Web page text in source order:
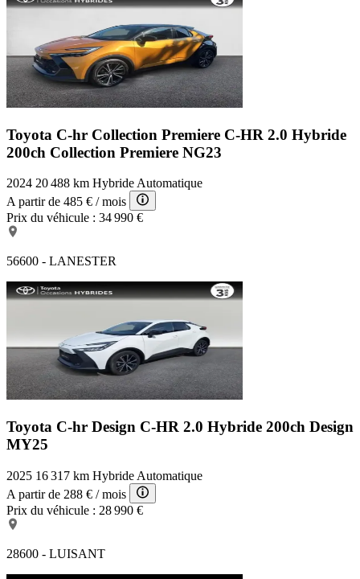
Toyota C-hr Collection Premiere C-HR 2.0 Hybride
200ch Collection Premiere NG23
2024 20 488 km Hybride Automatique
A partir de 485 € / mois
Prix du véhicule : 34 990 €
56600 - LANESTER
Toyota C-hr Design C-HR 2.0 Hybride 200ch Design
MY25
2025 16 317 km Hybride Automatique
A partir de 288 € / mois
Prix du véhicule : 28 990 €
28600 - LUISANT